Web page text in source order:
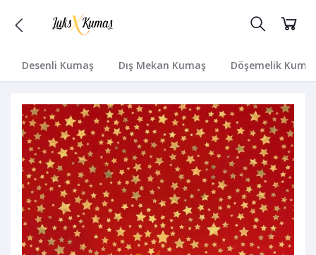
Desenli Kumaş Dış Mekan Kumaş Döşemelik